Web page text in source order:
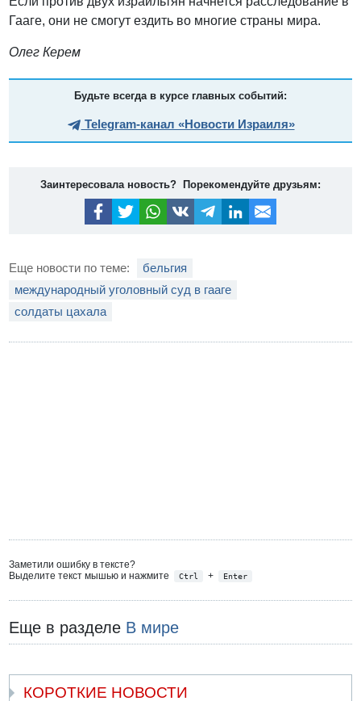
Гааге, они не смогут ездить во многие страны мира.
Олег Керем
Будьте всегда в курсе главных событий:
Telegram-канал «Новости Израиля»
Заинтересовала новость? Порекомендуйте друзьям:
Еще новости по теме:
бельгия
международный уголовный суд в гааге
солдаты цахала
Заметили ошибку в тексте?
Выделите текст мышью и нажмите
Ctrl + Enter
Еще в разделе В мире
КОРОТКИЕ НОВОСТИ